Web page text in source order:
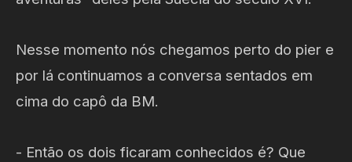
Nesse momento nós chegamos perto do pier e
por lá continuamos a conversa sentados em
cima do capô da BM.
- Então os dois ficaram conhecidos é? Que